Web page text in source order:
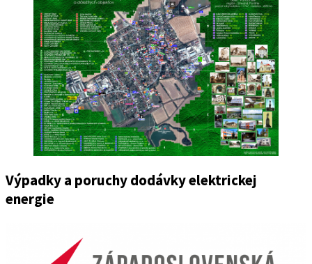
Výpadky a poruchy dodávky elektrickej
energie